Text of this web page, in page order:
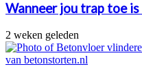
Wanneer jou trap toe
2 weken geleden